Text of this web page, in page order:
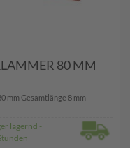
80 MM
mm Gesamtlänge 8 mm
lagernd -